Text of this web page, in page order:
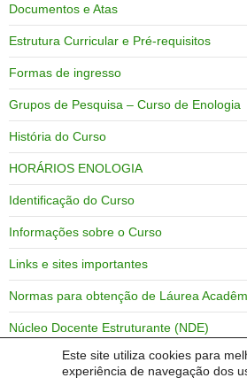
Este site utiliza cookies para
experiência de navegação dos
Documentos e Atas
Estrutura Curricular e Pré-requisitos
Formas de ingresso
Grupos de Pesquisa – Curso de Enologia
História do Curso
HORÁRIOS ENOLOGIA
Identificação do Curso
Informações sobre o Curso
Links e sites importantes
Normas para obtenção de Láurea
Núcleo Docente Estruturante (NDE)
Objetivos do Curso